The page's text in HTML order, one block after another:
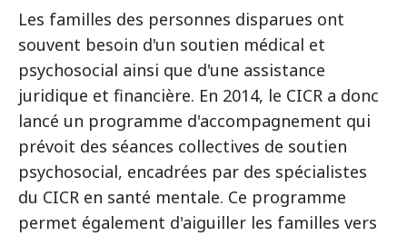
Les familles des personnes disparues ont
souvent besoin d'un soutien médical et
psychosocial ainsi que d'une assistance
juridique et financière. En 2014, le CICR a donc
lancé un programme d'accompagnement qui
prévoit des séances collectives de soutien
psychosocial, encadrées par des spécialistes
du CICR en santé mentale. Ce programme
permet également d'aiguiller les familles vers